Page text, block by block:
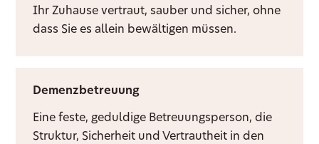
Ihr Zuhause vertraut, sauber und sicher, ohne
dass Sie es allein bewältigen müssen.
Demenzbetreuung
Eine feste, geduldige Betreuungsperson, die
Struktur, Sicherheit und Vertrautheit in den